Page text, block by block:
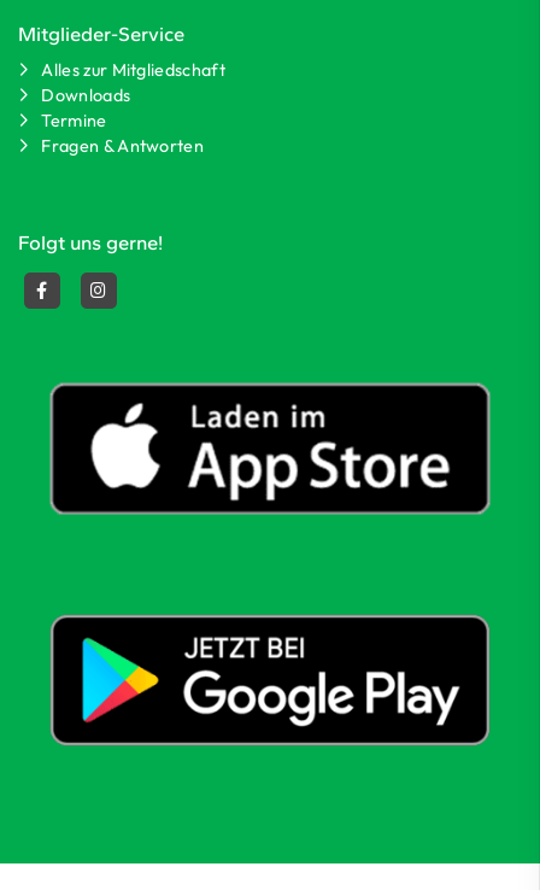
Mitglieder-Service
Alles zur Mitgliedschaft
Downloads
Termine
Fragen & Antworten
Folgt uns gerne!